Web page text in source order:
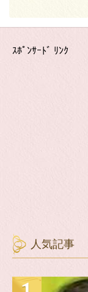
ｽﾎﾟﾝｻｰﾄﾞ ﾘﾝｸ
人気記事